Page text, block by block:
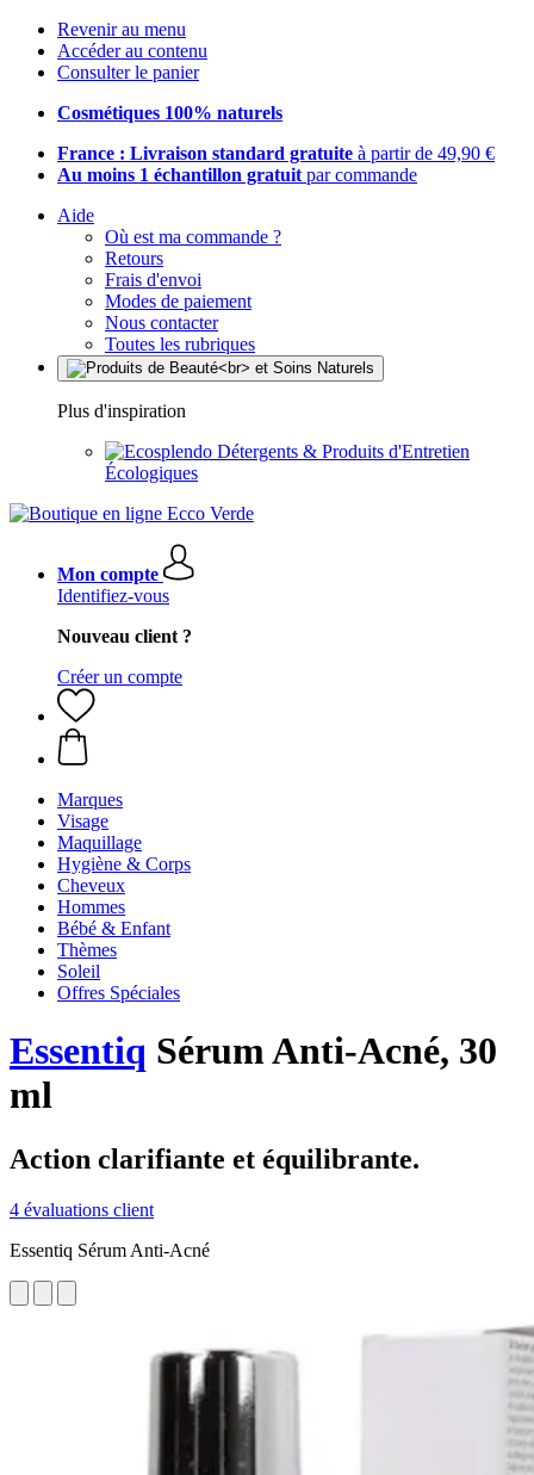
Revenir au menu
Accéder au contenu
Consulter le panier
Cosmétiques 100% naturels
France : Livraison standard gratuite à partir de 49,90 €
Au moins 1 échantillon gratuit par commande
Aide
Où est ma commande ?
Retours
Frais d'envoi
Modes de paiement
Nous contacter
Toutes les rubriques
Plus d'inspiration
Détergents & Produits d'Entretien
Écologiques
Mon compte
Identifiez-vous
Nouveau client ?
Créer un compte
Marques
Visage
Maquillage
Hygiène & Corps
Cheveux
Hommes
Bébé & Enfant
Thèmes
Soleil
Offres Spéciales
Essentiq Sérum Anti-Acné, 30
ml
Action clarifiante et équilibrante.
4 évaluations client
Essentiq Sérum Anti-Acné